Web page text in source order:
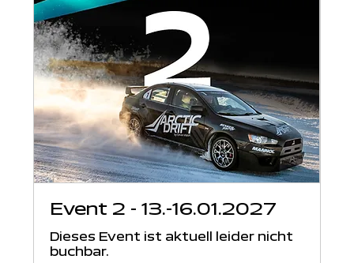
Event 2 - 13.-16.01.2027
Dieses Event ist aktuell leider nicht
buchbar.